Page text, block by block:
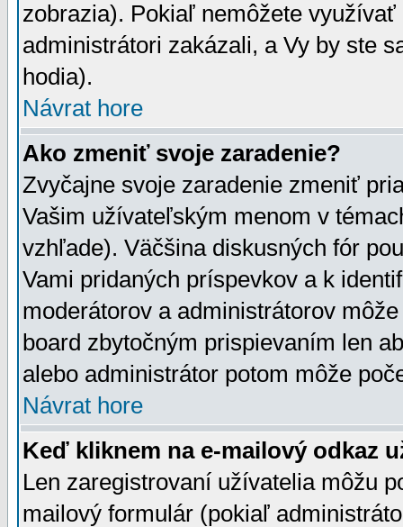
zobrazia). Pokiaľ nemôžete
administrátori zakázali, a Vy by ste
hodia).
Návrat hore
Ako zmeniť svoje zaradenie?
Zvyčajne svoje zaradenie zmeniť
Vašim užívateľským menom v
vzhľade). Väčšina diskusných fór
Vami pridaných príspevkov a k
moderátorov a administrátorov
board zbytočným prispievaním len
alebo administrátor potom môže
Návrat hore
Keď kliknem na e-mailový odkaz
Len zaregistrovaní užívatelia môžu
mailový formulár (pokiaľ